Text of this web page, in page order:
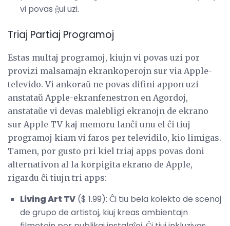
vi povas ĝui uzi.
Triaj Partiaj Programoj
Estas multaj programoj, kiujn vi povas uzi por
provizi malsamajn ekrankoperojn sur via Apple-
televido. Vi ankoraŭ ne povas difini appon uzi
anstataŭ Apple-ekranfenestron en Agordoj,
anstataŭe vi devas malebligi ekranojn de ekrano
sur Apple TV kaj memoru lanĉi unu el ĉi tiuj
programoj kiam vi faros per televidilo, kio limigas.
Tamen, por gusto pri kiel triaj apps povas doni
alternativon al la korpigita ekrano de Apple,
rigardu ĉi tiujn tri apps:
Living Art TV ($ 1.99): Ĉi tiu bela kolekto de scenoj
de grupo de artistoj, kiuj kreas ambientajn